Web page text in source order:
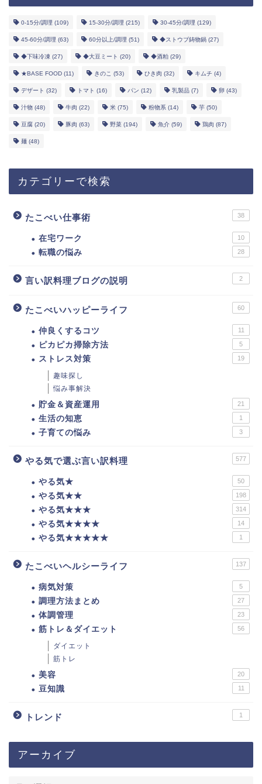
0-15分/調理 (109) 15-30分/調理 (215) 30-45分/調理 (129)
45-60分/調理 (63) 60分以上/調理 (51) ◆ストウブ鋳物鍋 (27)
◆下味冷凍 (27) ◆大豆ミート (20) ◆酒粕 (29)
★BASE FOOD (11) きのこ (53) ひき肉 (32) キムチ (4)
デザート (32) トマト (16) パン (12) 乳製品 (7) 卵 (43)
汁物 (48) 牛肉 (22) 米 (75) 粉物系 (14) 芋 (50)
豆腐 (20) 豚肉 (63) 野菜 (194) 魚介 (59) 鶏肉 (87)
麺 (48)
カテゴリーで検索
たこべい仕事術 38
在宅ワーク 10
転職の悩み 28
言い訳料理ブログの説明 2
たこべいハッピーライフ 60
仲良くするコツ 11
ピカピカ掃除方法 5
ストレス対策 19
趣味探し
悩み事解決
貯金＆資産運用 21
生活の知恵 1
子育ての悩み 3
やる気で選ぶ言い訳料理 577
やる気★ 50
やる気★★ 198
やる気★★★ 314
やる気★★★★ 14
やる気★★★★★ 1
たこべいヘルシーライフ 137
病気対策 5
調理方法まとめ 27
体調管理 23
筋トレ＆ダイエット 56
ダイエット
筋トレ
美容 20
豆知識 11
トレンド 1
アーカイブ